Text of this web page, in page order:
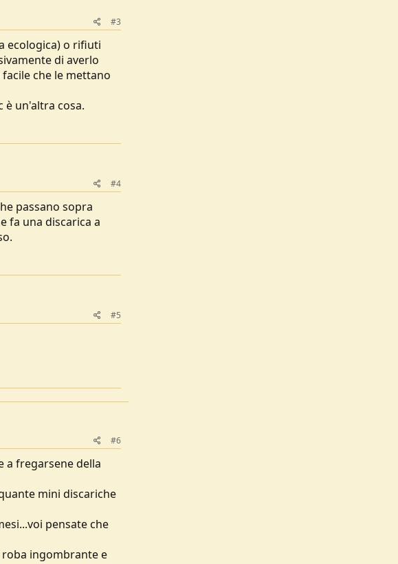
#3
ecologica) o rifiuti
di averlo
che le mettano
è un'altra cosa.
#4
passano sopra
fa una discarica a
#5
#6
a fregarsene della
mini discariche
pensate che
ingombrante e